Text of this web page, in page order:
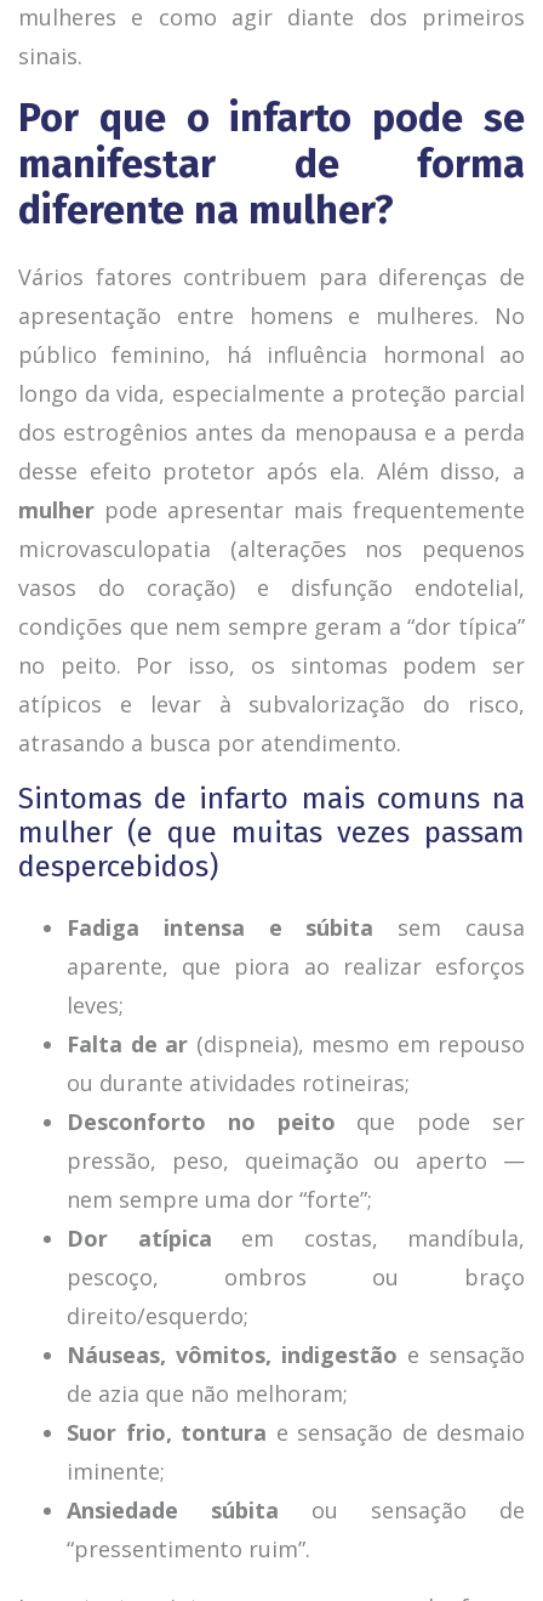
mulheres e como agir diante dos primeiros
sinais.
Por que o infarto pode se
manifestar de forma
diferente na mulher?
Vários fatores contribuem para diferenças de
apresentação entre homens e mulheres. No
público feminino, há influência hormonal ao
longo da vida, especialmente a proteção parcial
dos estrogênios antes da menopausa e a perda
desse efeito protetor após ela. Além disso, a
mulher pode apresentar mais frequentemente
microvasculopatia (alterações nos pequenos
vasos do coração) e disfunção endotelial,
condições que nem sempre geram a “dor típica”
no peito. Por isso, os sintomas podem ser
atípicos e levar à subvalorização do risco,
atrasando a busca por atendimento.
Sintomas de infarto mais comuns na
mulher (e que muitas vezes passam
despercebidos)
Fadiga intensa e súbita sem causa
aparente, que piora ao realizar esforços
leves;
Falta de ar (dispneia), mesmo em repouso
ou durante atividades rotineiras;
Desconforto no peito que pode ser
pressão, peso, queimação ou aperto —
nem sempre uma dor “forte”;
Dor atípica em costas, mandíbula,
pescoço, ombros ou braço
direito/esquerdo;
Náuseas, vômitos, indigestão e sensação
de azia que não melhoram;
Suor frio, tontura e sensação de desmaio
iminente;
Ansiedade súbita ou sensação de
“pressentimento ruim”.